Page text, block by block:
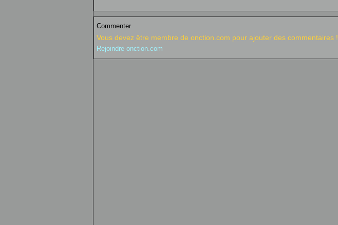
Commenter
Vous devez être membre de onction.com pour ajouter des commentaires !
Rejoindre onction.com